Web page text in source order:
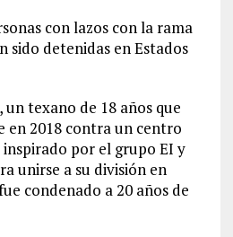
con lazos con la rama
sido detenidas en Estados
texano de 18 años que
en 2018 contra un centro
por el grupo EI y
unirse a su división en
condenado a 20 años de